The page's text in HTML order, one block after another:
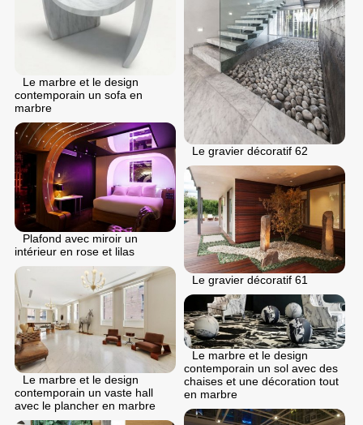
Le gravier décoratif 62
Le marbre et le design
contemporain un sofa en
marbre
Plafond avec miroir un
intérieur en rose et lilas
Le gravier décoratif 61
Le marbre et le design
contemporain un vaste hall
avec le plancher en marbre
Le marbre et le design
contemporain un sol avec des
chaises et une décoration tout
en marbre